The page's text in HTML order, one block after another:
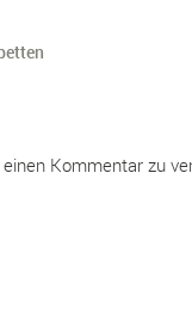
Kommentar zu